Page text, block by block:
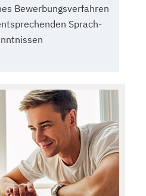
Bewerbungsverfahren
Sprach-